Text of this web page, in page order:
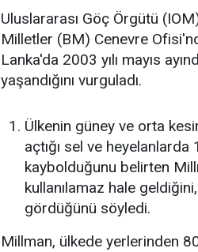
Uluslararası Göç Örgütü
Milletler (BM) Cenevre
Lanka'da 2003 yılı mayıs
yaşandığını vurguladı.
Ülkenin güney ve orta
açtığı sel ve
kaybolduğunu belirten
kullanılamaz hale
gördüğünü söyledi.
Millman, ülkede yerlerinden